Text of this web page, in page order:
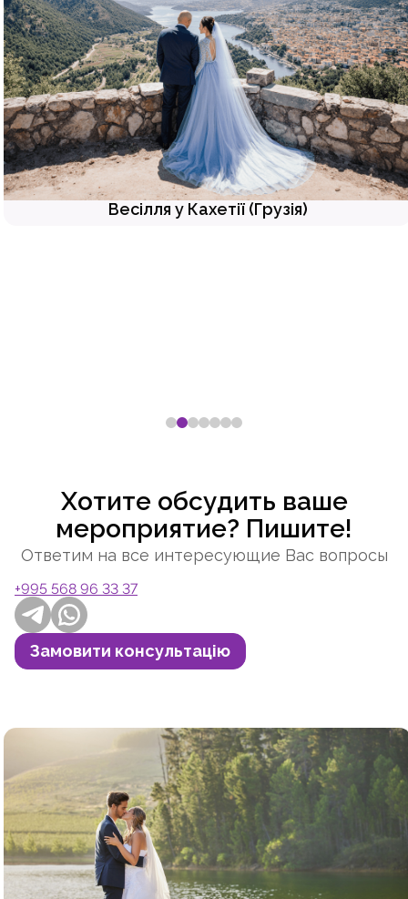
Весілля у Кахетії (Грузія)
Хотите обсудить ваше
мероприятие? Пишите!
Ответим на все интересующие Вас вопросы
+995 568 96 33 37
TelegramWhatsapp
Замовити консультацію